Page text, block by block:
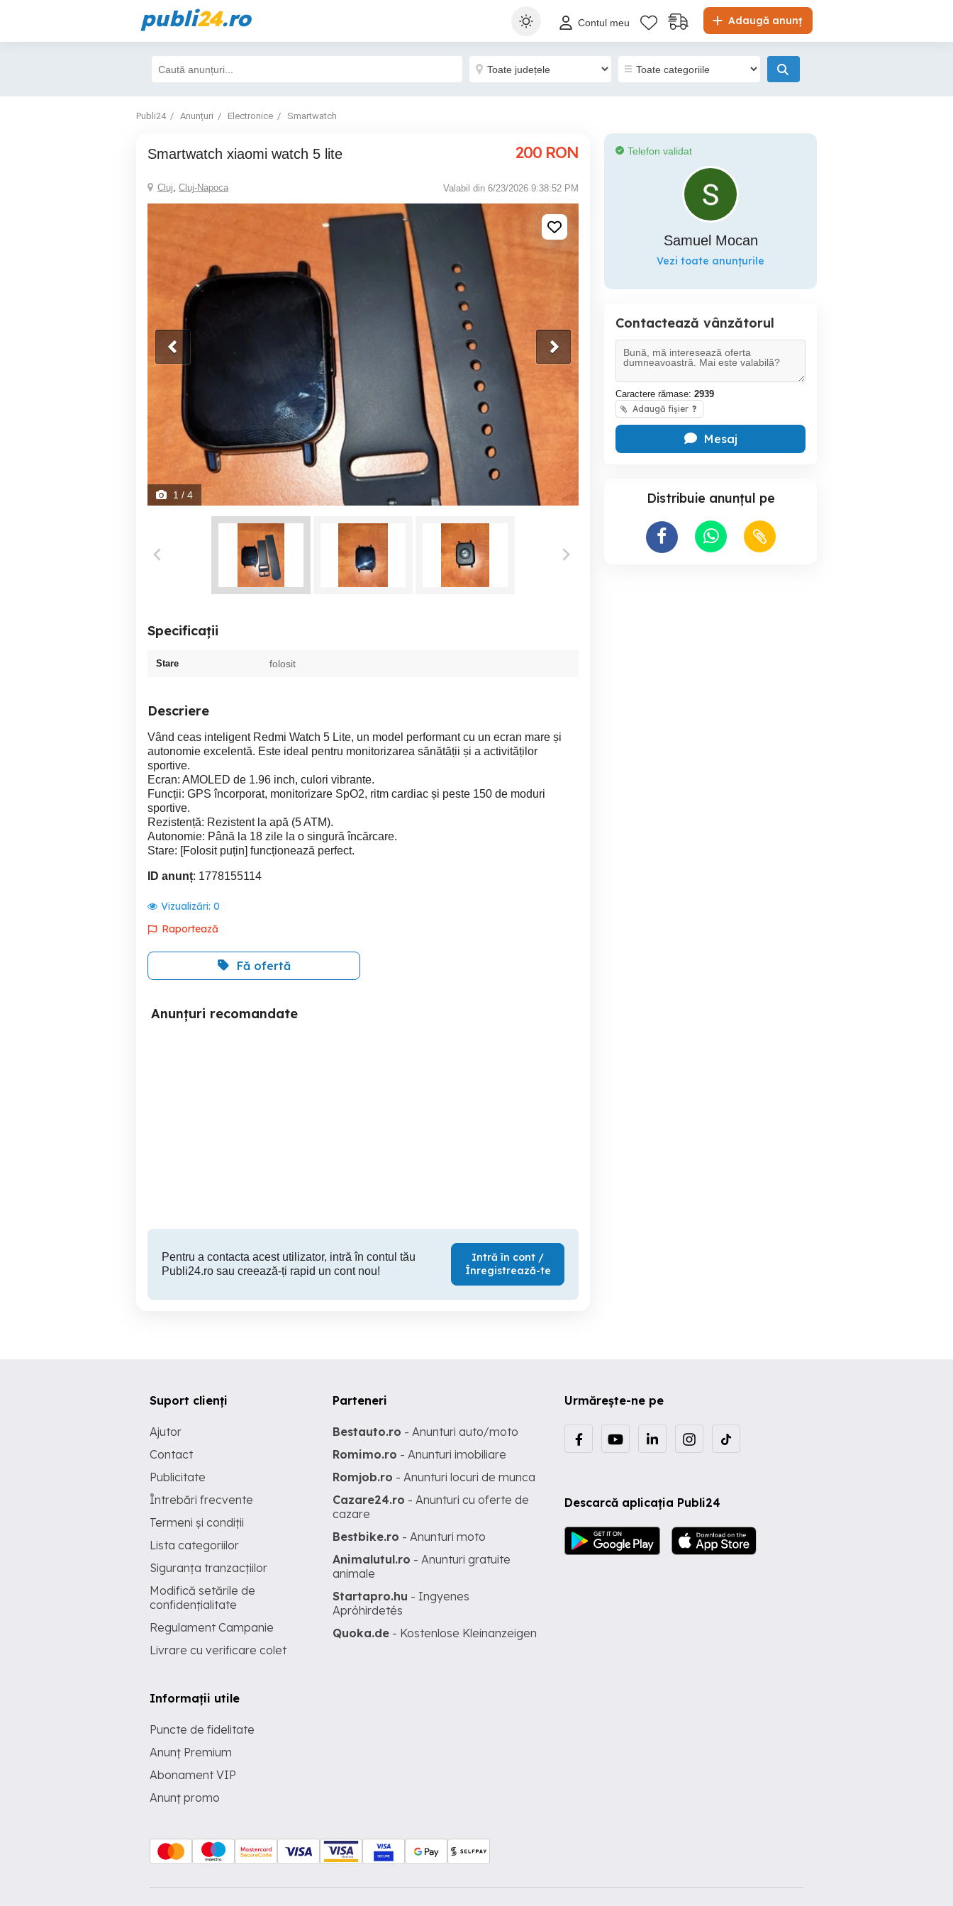
publi24.ro Adaugă anunț
Contul meu
Publi24 Anunțuri Electronice Smartwatch
Smartwatch xiaomi watch 5 lite 200 RON
Cluj, Cluj-Napoca Valabil din 6/23/2026 9:38:52 PM
1 / 4
Specificații
Stare folosit
Descriere
Vând ceas inteligent Redmi Watch 5 Lite, un model performant cu un ecran mare și
autonomie excelentă. Este ideal pentru monitorizarea sănătății și a activităților
sportive.
Ecran: AMOLED de 1.96 inch, culori vibrante.
Funcții: GPS încorporat, monitorizare SpO2, ritm cardiac și peste 150 de moduri
sportive.
Rezistență: Rezistent la apă (5 ATM).
Autonomie: Până la 18 zile la o singură încărcare.
Stare: [Folosit puțin] funcționează perfect.
ID anunț: 1778155114
Vizualizări: 0
Raportează
Fă ofertă
Anunțuri recomandate
Pentru a contacta acest utilizator, intră în contul tău
Publi24.ro sau creează-ți rapid un cont nou!
Intră în cont /
Înregistrează-te
Telefon validat
Samuel Mocan
Vezi toate anunțurile
Contactează vânzătorul
Caractere rămase: 2939
Adaugă fișier ?
Mesaj
Distribuie anunțul pe
Urmărește-ne pe
Descarcă aplicația Publi24
Suport clienți
Ajutor
Contact
Publicitate
Întrebări frecvente
Termeni și condiții
Lista categoriilor
Siguranța tranzacțiilor
Modifică setările de
confidențialitate
Regulament Campanie
Livrare cu verificare colet
Informații utile
Puncte de fidelitate
Anunț Premium
Abonament VIP
Anunț promo
Parteneri
Bestauto.ro - Anunturi auto/moto
Romimo.ro - Anunturi imobiliare
Romjob.ro - Anunturi locuri de munca
Cazare24.ro - Anunturi cu oferte de
cazare
Bestbike.ro - Anunturi moto
Animalutul.ro - Anunturi gratuite
animale
Startapro.hu - Ingyenes
Apróhirdetés
Quoka.de - Kostenlose Kleinanzeigen